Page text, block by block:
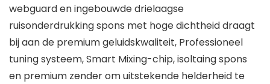
webguard en ingebouwde drielaagse
ruisonderdrukking spons met hoge dichtheid draagt
bij aan de premium geluidskwaliteit, Professioneel
tuning systeem, Smart Mixing-chip, isoltaing spons
en premium zender om uitstekende helderheid te